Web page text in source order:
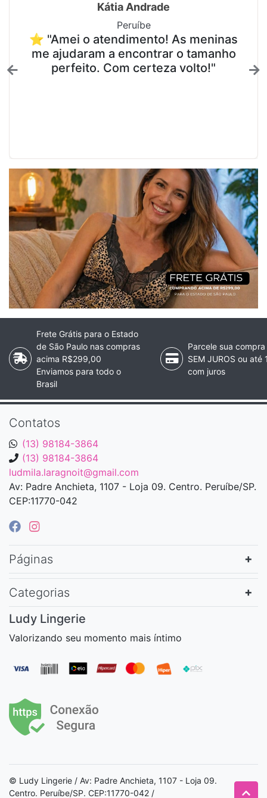
Kátia Andrade
Peruíbe
⭐ "Amei o atendimento! As meninas
me ajudaram a encontrar o tamanho
perfeito. Com certeza volto!"
Frete Grátis para o Estado
de São Paulo nas compras
acima R$299,00
Enviamos para todo o
Brasil
Parcele sua
SEM JUROS ou até
com juros
Contatos
(13) 98184-3864
(13) 98184-3864
ludmila.laragnoit@gmail.com
Av: Padre Anchieta, 1107 - Loja 09. Centro. Peruíbe/SP.
CEP:11770-042
Páginas
Categorias
Ludy Lingerie
Valorizando seu momento mais íntimo
© Ludy Lingerie / Av: Padre Anchieta, 1107 - Loja 09.
Centro. Peruíbe/SP. CEP:11770-042 /